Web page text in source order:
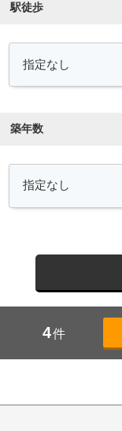
駅徒歩
築年数
4件